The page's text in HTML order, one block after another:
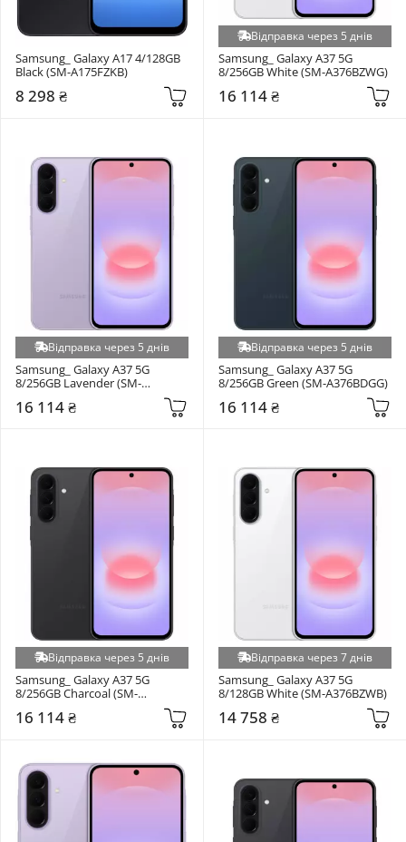
Samsung_ Galaxy A17 4/128GB
Black (SM-A175FZKB)
8 298 ₴
Відправка через 5 днів
Samsung_ Galaxy A37 5G
8/256GB White (SM-A376BZWG)
16 114 ₴
Відправка через 5 днів
Samsung_ Galaxy A37 5G
8/256GB Lavender (SM-
16 114 ₴
Відправка через 5 днів
Samsung_ Galaxy A37 5G
8/256GB Green (SM-A376BDGG)
16 114 ₴
Відправка через 5 днів
Samsung_ Galaxy A37 5G
8/256GB Charcoal (SM-
16 114 ₴
Відправка через 7 днів
Samsung_ Galaxy A37 5G
8/128GB White (SM-A376BZWB)
14 758 ₴